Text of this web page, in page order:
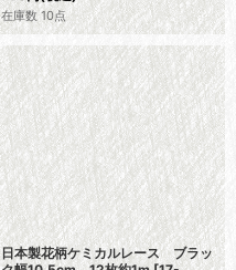
在庫数 10点
日本製花柄ケミカルレース ブラッ